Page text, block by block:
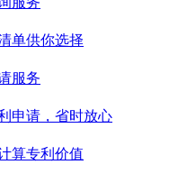
单供你选择
服务
申请，省时放心
算专利价值